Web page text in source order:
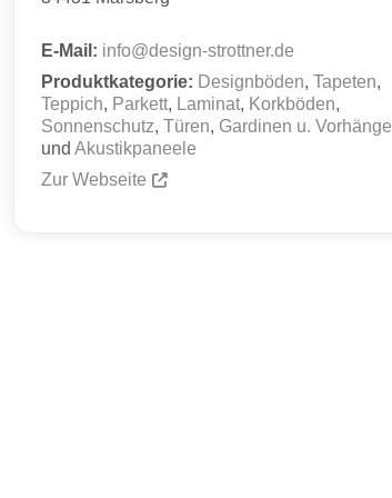
E-Mail: info@design-strottner.de
Produktkategorie: Designböden, Tapeten,
Teppich, Parkett, Laminat, Korkböden,
Sonnenschutz, Türen, Gardinen u. Vorhänge
und Akustikpaneele
Zur Webseite